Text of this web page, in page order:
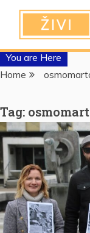
You are Here
Home
Tag: